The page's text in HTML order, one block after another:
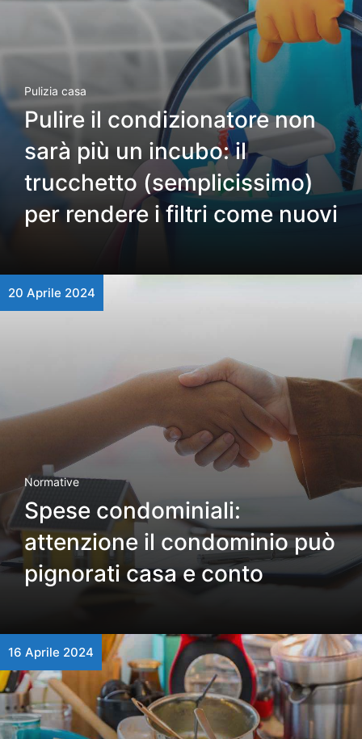
Pulizia casa
Pulire il condizionatore non
sarà più un incubo: il
trucchetto (semplicissimo)
per rendere i filtri come nuovi
20 Aprile 2024
Normative
Spese condominiali:
attenzione il condominio può
pignorati casa e conto
16 Aprile 2024